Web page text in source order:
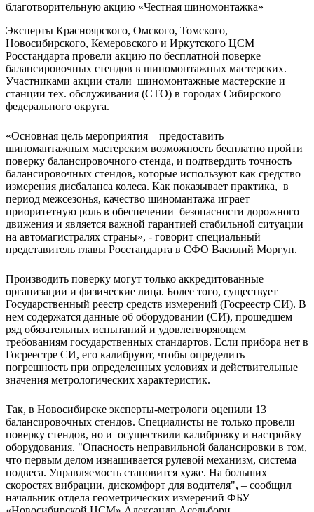
Эксперты Красноярского, Омского, Томского,
Новосибирского, Кемеровского и Иркутского ЦСМ
Росстандарта провели акцию по бесплатной поверке
балансировочных стендов в шиномонтажных мастерских.
Участниками акции стали шиномонтажные мастерские и
станции тех. обслуживания (СТО) в городах Сибирского
федерального округа.
«Основная цель мероприятия – предоставить
шиномантажным мастерским возможность бесплатно пройти
поверку балансировочного стенда, и подтвердить точность
балансировочных стендов, которые используют как средство
измерения дисбаланса колеса. Как показывает практика, в
период межсезонья, качество шиномантажа играет
приоритетную роль в обеспечении безопасности дорожного
движения и является важной гарантией стабильной ситуации
на автомагистралях страны», - говорит специальный
представитель главы Росстандарта в СФО Василий Моргун.
Производить поверку могут только аккредитованные
организации и физические лица. Более того, существует
Государственный реестр средств измерений (Госреестр СИ). В
нем содержатся данные об оборудовании (СИ), прошедшем
ряд обязательных испытаний и удовлетворяющем
требованиям государственных стандартов. Если прибора нет в
Госреестре СИ, его калибруют, чтобы определить
погрешность при определенных условиях и действительные
значения метрологических характеристик.
Так, в Новосибирске эксперты-метрологи оценили 13
балансировочных стендов. Специалисты не только провели
поверку стендов, но и осуществили калибровку и настройку
оборудования. "Опасность неправильной балансировки в том,
что первым делом изнашивается рулевой механизм, система
подвеса. Управляемость становится хуже. На больших
скоростях вибрации, дискомфорт для водителя", – сообщил
начальник отдела геометрических измерений ФБУ